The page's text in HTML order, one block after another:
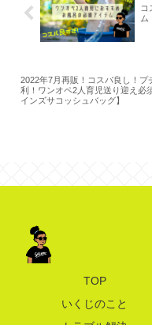
コ
ム
2022年7月再販！コスパ良し！プ
利！ワンオペ2人育児送り迎え必
インズサコッシュバッグ】
TOP
いくじのこと